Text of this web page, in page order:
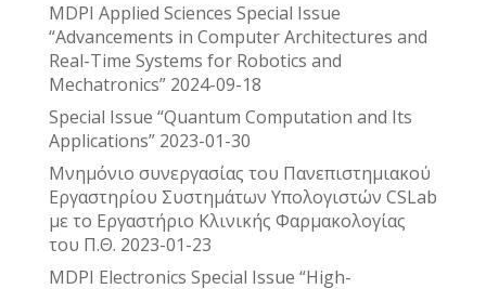
MDPI Applied Sciences Special Issue
“Advancements in Computer Architectures and
Real-Time Systems for Robotics and
Mechatronics” 2024-09-18
Special Issue “Quantum Computation and Its
Applications” 2023-01-30
Μνημόνιο συνεργασίας του Πανεπιστημιακού
Εργαστηρίου Συστημάτων Υπολογιστών CSLab
με το Εργαστήριο Κλινικής Φαρμακολογίας
του Π.Θ. 2023-01-23
MDPI Electronics Special Issue “High-